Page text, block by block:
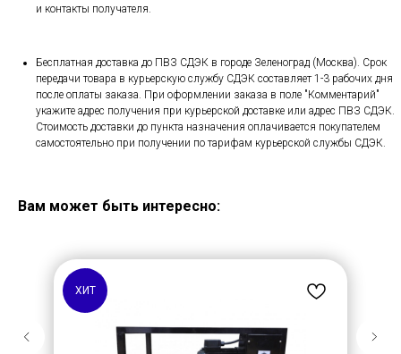
и контакты получателя.
Бесплатная доставка до ПВЗ СДЭК в городе Зеленоград (Москва). Срок
передачи товара в курьерскую службу СДЭК составляет 1-3 рабочих дня
после оплаты заказа. При оформлении заказа в поле "Комментарий"
укажите адрес получения при курьерской доставке или адрес ПВЗ СДЭК.
Стоимость доставки до пункта назначения оплачивается покупателем
самостоятельно при получении по тарифам курьерской службы СДЭК.
Вам может быть интересно:
ХИТ